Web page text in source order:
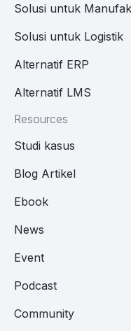
Solusi untuk
Solusi untuk Logistik
Alternatif ERP
Alternatif LMS
Resources
Studi kasus
Blog Artikel
Ebook
News
Event
Podcast
Community